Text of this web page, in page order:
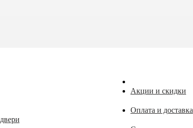
Акции и скидки
Оплата и доставка